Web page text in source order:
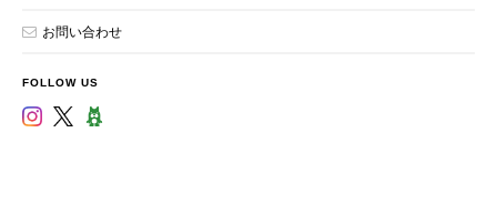
お問い合わせ
FOLLOW US